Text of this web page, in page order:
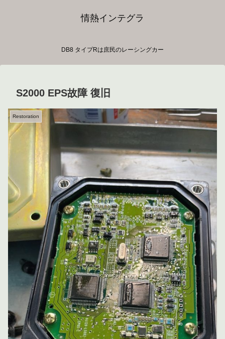
情熱インテグラ
DB8 タイプRは庶民のレーシングカー
S2000 EPS故障 復旧
Restoration